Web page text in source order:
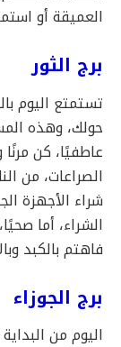
العميقة أو
برج الثور
تستمتع اليوم
حولك، وهذه
عاطفيًا، كن
الصراعات، من
شراء الأجهزة
الشراء، أما
فاهتم بالكبد
برج الجوزاء
اليوم من